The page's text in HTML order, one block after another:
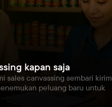
kapan saja
sales canvassing sembari kirim
peluang baru untuk